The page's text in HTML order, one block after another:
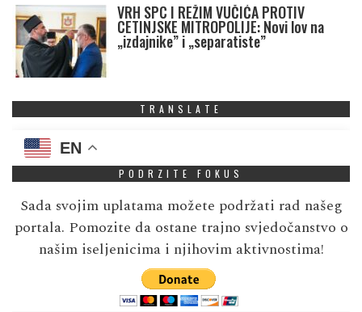
VRH SPC I REŽIM VUČIĆA PROTIV
CETINJSKE MITROPOLIJE: Novi lov na
„izdajnike” i „separatiste”
TRANSLATE
EN
PODRZITE FOKUS
Sada svojim uplatama možete podržati rad našeg
portala. Pomozite da ostane trajno svjedočanstvo o
našim iseljenicima i njihovim aktivnostima!